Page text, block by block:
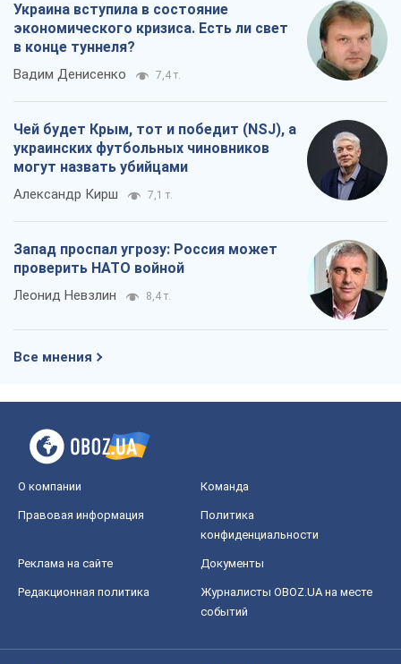
Украина вступила в состояние
экономического кризиса. Есть ли свет
в конце туннеля?
Вадим Денисенко 7,4 т.
Чей будет Крым, тот и победит (NSJ), а
украинских футбольных чиновников
могут назвать убийцами
Александр Кирш 7,1 т.
Запад проспал угрозу: Россия может
проверить НАТО войной
Леонид Невзлин 8,4 т.
Все мнения
О компании Команда
Правовая информация
Политика
конфиденциальности
Реклама на сайте Документы
Редакционная политика
Журналисты OBOZ.UA на месте
событий